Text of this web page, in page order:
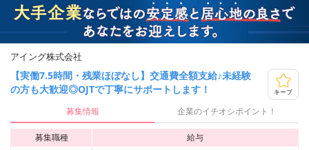
アイング株式会社
【実働7.5時間・残業ほぼなし】交通費全額支給♪未経験
の方も大歓迎◎OJTで丁寧にサポートします！
キープ
募集情報 企業のイチオシポイント！
募集職種
給与